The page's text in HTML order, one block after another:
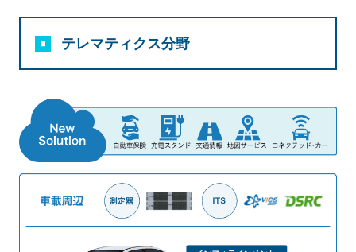
テレマティクス分野